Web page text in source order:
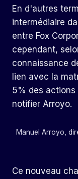
En d'autres
intermédiaire
entre Fox
cependant,
connaissance
lien avec la
5% des actions
notifier Arroyo.
Manuel Arroyo,
Ce nouveau